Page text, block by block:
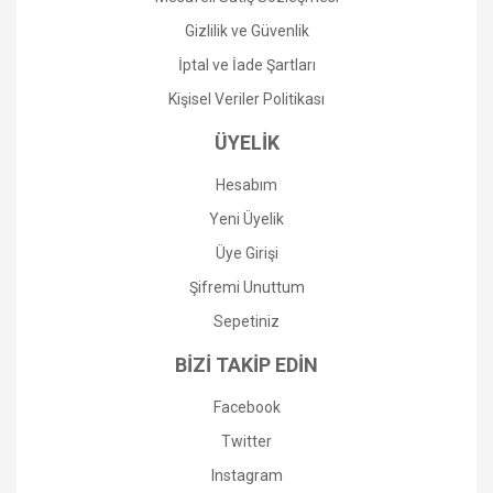
Gizlilik ve Güvenlik
İptal ve İade Şartları
Kişisel Veriler Politikası
ÜYELİK
Hesabım
Yeni Üyelik
Üye Girişi
Şifremi Unuttum
Sepetiniz
BİZİ TAKİP EDİN
Facebook
Twitter
Instagram